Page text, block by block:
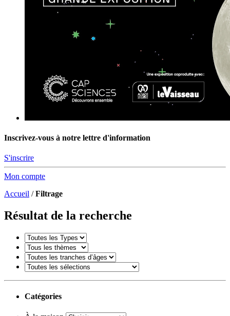
Inscrivez-vous à notre lettre d'information
S'inscrire
Mon compte
Accueil /Filtrage
Résultat de la recherche
Catégories